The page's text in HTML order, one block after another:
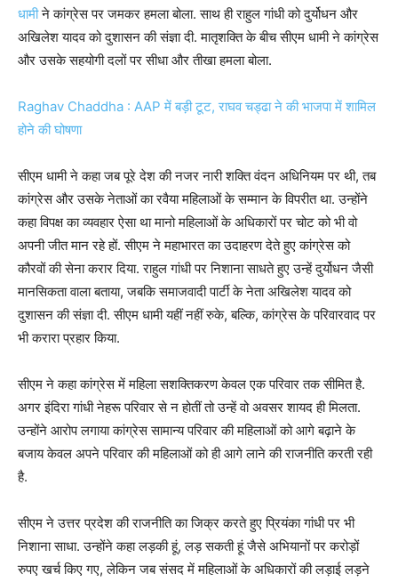
धामीने कांग्रेस पर जमकर हमला बोला. साथ ही राहुल गांधी को दुर्योधन और
अखिलेश यादव को दुशासन की संज्ञा दी. मातृशक्ति के बीच सीएम धामी ने कांग्रेस
और उसके सहयोगी दलों पर सीधा और तीखा हमला बोला.
Raghav Chaddha : AAP में बड़ी टूट, राघव चड्ढा ने की भाजपा में शामिल
होने की घोषणा
सीएम धामी ने कहा जब पूरे देश की नजर नारी शक्ति वंदन अधिनियम पर थी, तब
कांग्रेस और उसके नेताओं का रवैया महिलाओं के सम्मान के विपरीत था. उन्होंने
कहा विपक्ष का व्यवहार ऐसा था मानो महिलाओं के अधिकारों पर चोट को भी वो
अपनी जीत मान रहे हों. सीएम ने महाभारत का उदाहरण देते हुए कांग्रेस को
कौरवों की सेना करार दिया. राहुल गांधी पर निशाना साधते हुए उन्हें दुर्योधन जैसी
मानसिकता वाला बताया, जबकि समाजवादी पार्टी के नेता अखिलेश यादव को
दुशासन की संज्ञा दी. सीएम धामी यहीं नहीं रुके, बल्कि, कांग्रेस के परिवारवाद पर
भी करारा प्रहार किया.
सीएम ने कहा कांग्रेस में महिला सशक्तिकरण केवल एक परिवार तक सीमित है.
अगर इंदिरा गांधी नेहरू परिवार से न होतीं तो उन्हें वो अवसर शायद ही मिलता.
उन्होंने आरोप लगाया कांग्रेस सामान्य परिवार की महिलाओं को आगे बढ़ाने के
बजाय केवल अपने परिवार की महिलाओं को ही आगे लाने की राजनीति करती रही
है.
सीएम ने उत्तर प्रदेश की राजनीति का जिक्र करते हुए प्रियंका गांधी पर भी
निशाना साधा. उन्होंने कहा लड़की हूं, लड़ सकती हूं जैसे अभियानों पर करोड़ों
रुपए खर्च किए गए, लेकिन जब संसद में महिलाओं के अधिकारों की लड़ाई लड़ने